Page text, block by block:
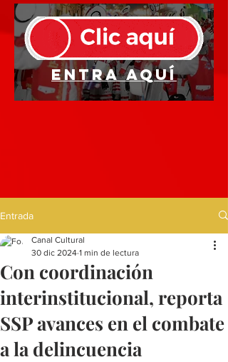
Entra aquí
Entrada
Con coordinación
interinstitucional, reporta
SSP avances en el combate
a la delincuencia
Canal Cultural
30 dic 2024 1 min de lectura